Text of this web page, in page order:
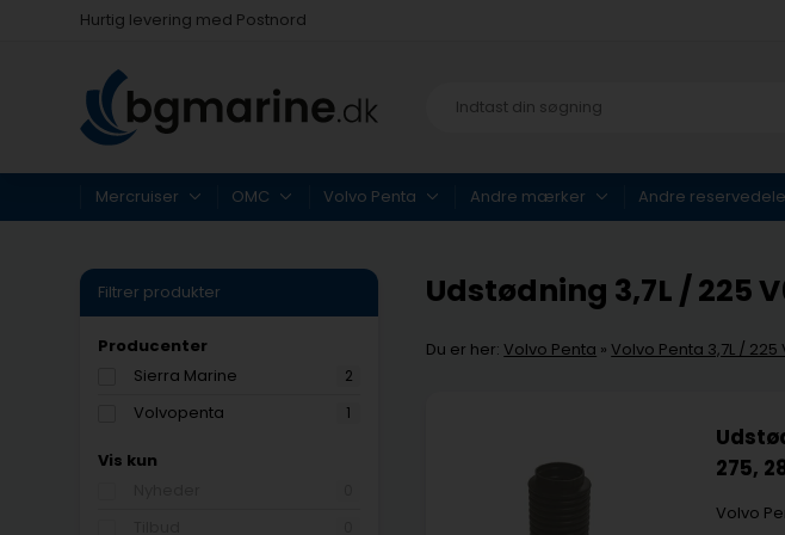
Hurtig levering med Postnord
Hurtig levering med Postnord
Mercruiser OMC Volvo Penta Andre mærker Andre reservedele
Filtrer produkter
Producenter
Sierra Marine
2
Volvopenta 1
Vis kun
Udstødning 3,7L / 225
Du er her:Volvo Penta »Volvo Penta 3,7L / 225
275,
Volvo